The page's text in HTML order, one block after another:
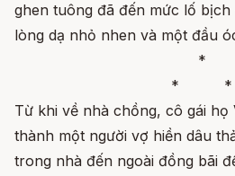
ghen tuông đã đến mức lố
lòng dạ nhỏ nhen và một đầu
*
* *
Từ khi về nhà chồng, cô gái họ
thành một người vợ hiền dâu
trong nhà đến ngoài đồng bãi